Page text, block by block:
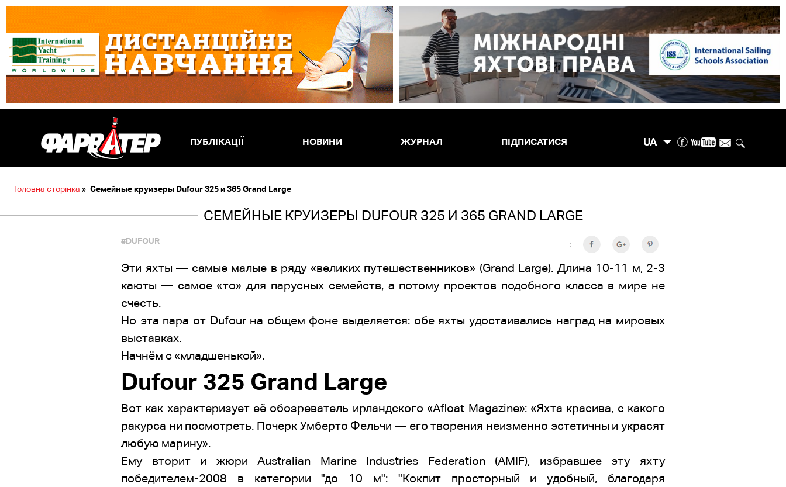
ПУБЛІКАЦІЇ НОВИНИ ЖУРНАЛ ПІДПИСАТИСЯ UA
Головна сторінка » Семейные круизеры Dufour 325 и 365 Grand Large
СЕМЕЙНЫЕ КРУИЗЕРЫ DUFOUR 325 И 365 GRAND LARGE
#DUFOUR :
Эти яхты — самые малые в ряду «великих путешественников» (Grand Large). Длина 10-11 м, 2-3
каюты — самое «то» для парусных семейств, а потому проектов подобного класса в мире не
счесть.
Но эта пара от Dufour на общем фоне выделяется: обе яхты удостаивались наград на мировых
выставках.
Начнём с «младшенькой».
Dufour 325 Grand Large
Вот как характеризует её обозреватель ирландского «Afloat Magazine»: «Яхта красива, с какого
ракурса ни посмотреть. Почерк Умберто Фельчи — его творения неизменно эстетичны и украсят
любую марину».
Ему вторит и жюри Australian Marine Industries Federation (AMIF), избравшее эту яхту
победителем-2008 в категории "до 10 м": "Кокпит просторный и удобный, благодаря